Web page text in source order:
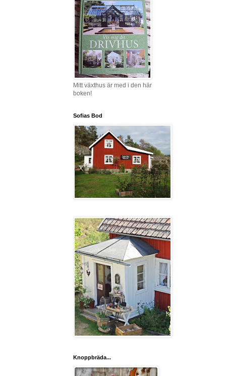
Mitt växthus är med i den här
boken!
Sofias Bod
Knoppbräda...